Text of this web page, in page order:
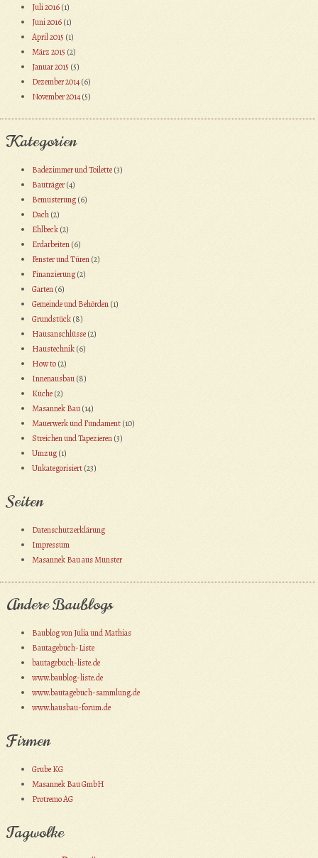
Juli 2016(1)
Juni 2016(1)
April 2015 (1)
März 2015 (2)
Januar 2015 (5)
Dezember 2014(6)
November 2014(5)
Kategorien
Badezimmer und Toilette(3)
Bauträger(4)
Bemusterung(6)
Dach(2)
Ehlbeck(2)
Erdarbeiten(6)
Fenster und Türen(2)
Finanzierung(2)
Garten(6)
Gemeinde und Behörden(1)
Grundstück(8)
Hausanschlüsse(2)
Haustechnik(6)
How to(2)
Innenausbau(8)
Küche(2)
Masannek Bau(14)
Mauerwerk und Fundament(10)
Streichen und Tapezieren(3)
Umzug(1)
Unkategorisiert(23)
Seiten
Datenschutzerklärung
Impressum
Masannek Bau aus Munster
Andere Baublogs
Baublog von Julia und Mathias
Bautagebuch-Liste
bautagebuch-liste.de
www.baublog-liste.de
www.bautagebuch-sammlung.de
www.hausbau-forum.de
Firmen
Grube KG
Masannek Bau GmbH
Protremo AG
Tagwolke